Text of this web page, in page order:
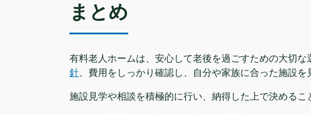
まとめ
有料老人ホームは、安心して老後を過ごすための大切な
針 、費用をしっかり確認し、自分や家族に合った施設を
施設見学や相談を積極的に行い、納得した上で決めるこ